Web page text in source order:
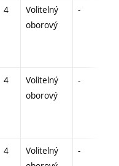
4
Volitelný
oborový
-
4
Volitelný
oborový
-
4
Volitelný
-